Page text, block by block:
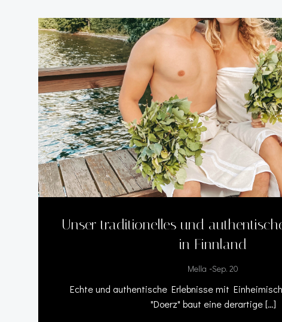
Unser traditionelles und
in Finnland
Mella -Sep. 20
Echte und authentische Erlebnisse mit
"Doerz" baut eine derartige […]